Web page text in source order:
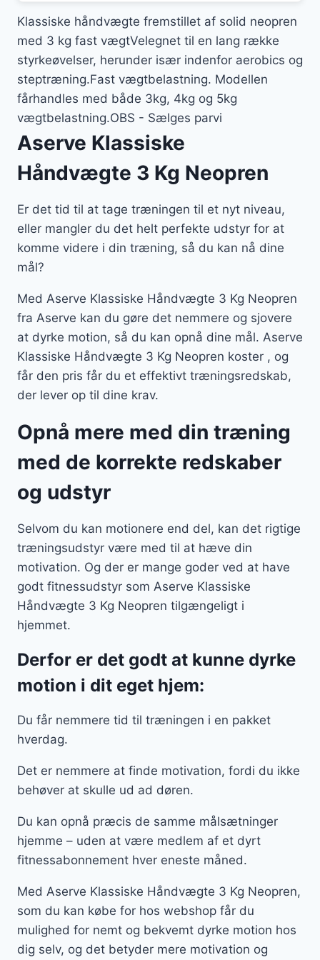
Klassiske håndvægte fremstillet af solid neopren
med 3 kg fast vægtVelegnet til en lang række
styrkeøvelser, herunder især indenfor aerobics og
steptræning.Fast vægtbelastning. Modellen
fårhandles med både 3kg, 4kg og 5kg
vægtbelastning.OBS - Sælges parvi
Aserve Klassiske
Håndvægte 3 Kg Neopren
Er det tid til at tage træningen til et nyt niveau,
eller mangler du det helt perfekte udstyr for at
komme videre i din træning, så du kan nå dine
mål?
Med Aserve Klassiske Håndvægte 3 Kg Neopren
fra Aserve kan du gøre det nemmere og sjovere
at dyrke motion, så du kan opnå dine mål. Aserve
Klassiske Håndvægte 3 Kg Neopren koster , og
får den pris får du et effektivt træningsredskab,
der lever op til dine krav.
Opnå mere med din træning
med de korrekte redskaber
og udstyr
Selvom du kan motionere end del, kan det rigtige
træningsudstyr være med til at hæve din
motivation. Og der er mange goder ved at have
godt fitnessudstyr som Aserve Klassiske
Håndvægte 3 Kg Neopren tilgængeligt i
hjemmet.
Derfor er det godt at kunne dyrke
motion i dit eget hjem:
Du får nemmere tid til træningen i en pakket
hverdag.
Det er nemmere at finde motivation, fordi du ikke
behøver at skulle ud ad døren.
Du kan opnå præcis de samme målsætninger
hjemme – uden at være medlem af et dyrt
fitnessabonnement hver eneste måned.
Med Aserve Klassiske Håndvægte 3 Kg Neopren,
som du kan købe for hos webshop får du
mulighed for nemt og bekvemt dyrke motion hos
dig selv, og det betyder mere motivation og